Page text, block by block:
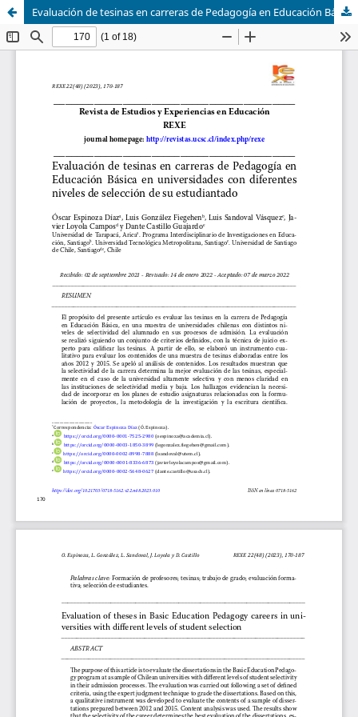
Evaluación de tesinas en carreras de Pedagogía en Educación Básica en universidades con diferentes niveles de selección de su estudiantado